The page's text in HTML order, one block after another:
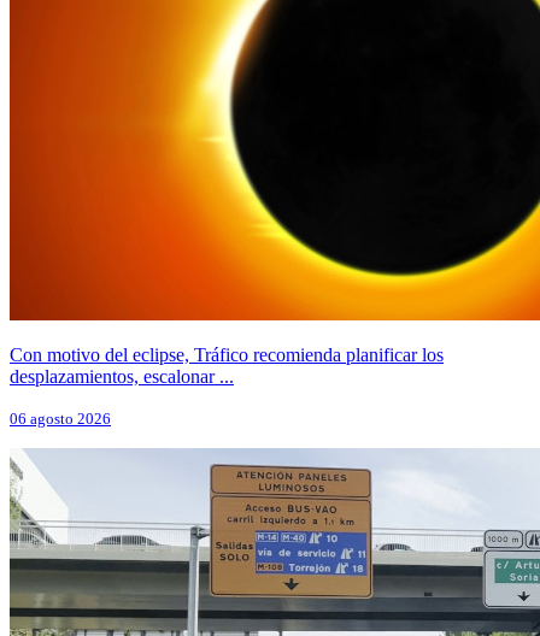
Con motivo del eclipse, Tráfico recomienda planificar los
desplazamientos, escalonar ...
06 agosto 2026